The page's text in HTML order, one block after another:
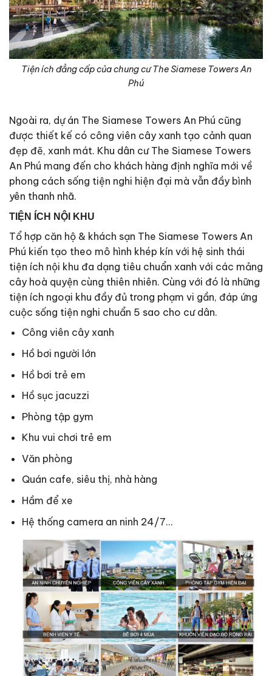
Tiện ích đẳng cấp của chung cư The Siamese Towers An
Phú
Ngoài ra, dự án The Siamese Towers An Phú cũng
được thiết kế có công viên cây xanh tạo cảnh quan
đẹp đẽ, xanh mát. Khu dân cư The Siamese Towers
An Phú mang đến cho khách hàng định nghĩa mới về
phong cách sống tiện nghi hiện đại mà vẫn đầy bình
yên thanh nhã.
TIỆN ÍCH NỘI KHU
Tổ hợp căn hộ & khách sạn The Siamese Towers An
Phú kiến tạo theo mô hình khép kín với hệ sinh thái
tiện ích nội khu đa dạng tiêu chuẩn xanh với các mảng
cây hoà quyện cùng thiên nhiên. Cùng với đó là những
tiện ích ngoại khu đầy đủ trong phạm vi gần, đáp ứng
cuộc sống tiện nghi chuẩn 5 sao cho cư dân.
Công viên cây xanh
Hồ bơi người lớn
Hồ bơi trẻ em
Hồ sục jacuzzi
Phòng tập gym
Khu vui chơi trẻ em
Văn phòng
Quán cafe, siêu thị, nhà hàng
Hầm để xe
Hệ thống camera an ninh 24/7…